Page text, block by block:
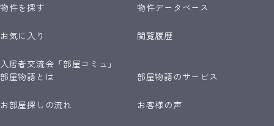
物件を探す 物件データベース
お気に入り 閲覧履歴
入居者交流会「部屋コミュ」
部屋物語とは
部屋物語のサービス
お部屋探しの流れ お客様の声